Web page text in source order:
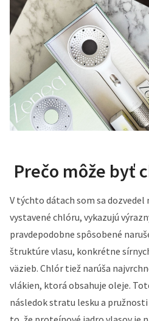
Prečo môže byť
V týchto dátach som sa dozvedel
vystavené chlóru, vykazujú
pravdepodobne spôsobené
štruktúre vlasu, konkrétne
väzieb. Chlór tiež narúša
vlákien, ktorá obsahuje oleje.
následok stratu lesku a